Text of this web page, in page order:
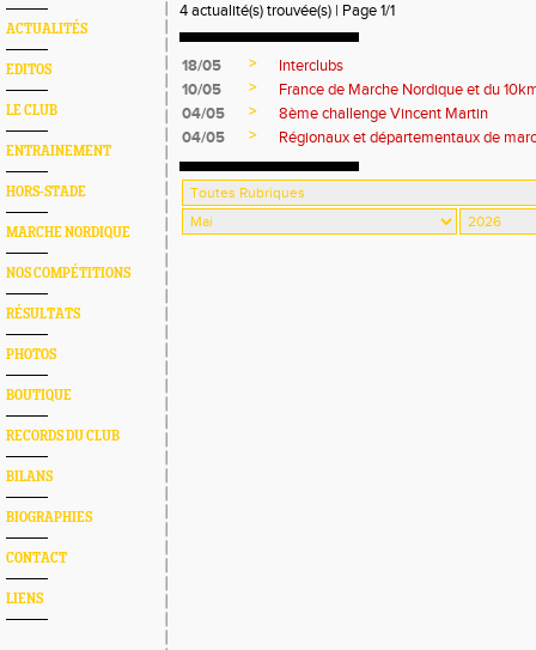
ACTUALITÉS
EDITOS
LE CLUB
ENTRAINEMENT
HORS-STADE
MARCHE NORDIQUE
NOS COMPÉTITIONS
RÉSULTATS
PHOTOS
BOUTIQUE
RECORDS DU CLUB
BILANS
BIOGRAPHIES
CONTACT
LIENS
4 actualité(s) trouvée(s) | Page 1/1
18/05 >
Interclubs
10/05
>
France de Marche Nordique et du
04/05
>
8ème challenge Vincent Martin
04/05
> Régionaux et départementaux de